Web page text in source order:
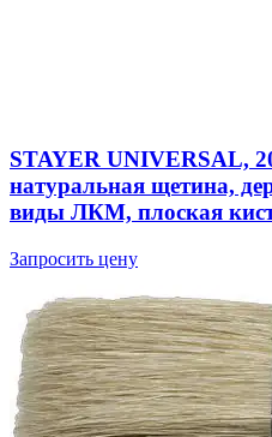
STAYER UNIVERSAL,
натуральная щетина,
виды ЛКМ, плоская
Запросить цену